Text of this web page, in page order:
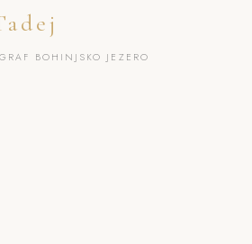
BOHINJSKO JEZERO